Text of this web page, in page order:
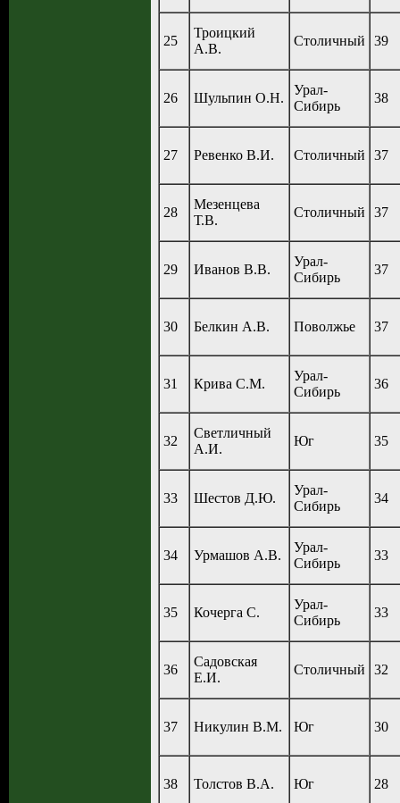
25
Троицкий
А.В.
Столичный 39
26 Шульпин О.Н.
Урал-
Сибирь
38
27 Ревенко В.И. Столичный 37
28
Мезенцева
Т.В.
Столичный 37
29 Иванов В.В.
Урал-
Сибирь
37
30 Белкин А.В. Поволжье 37
31 Крива С.М.
Урал-
Сибирь
36
32
Светличный
А.И.
Юг 35
33 Шестов Д.Ю.
Урал-
Сибирь
34
34 Урмашов А.В.
Урал-
Сибирь
33
35 Кочерга С.
Урал-
Сибирь
33
36
Садовская
Е.И.
Столичный 32
37 Никулин В.М. Юг 30
38 Толстов В.А. Юг 28